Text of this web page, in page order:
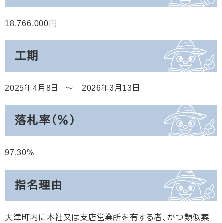
18,766,000
工期
2025年4月8日 2026年3月13日
落札率（％）
97.30
指名理由
大津町内に本社又は支店営業所を有する者、かつ類似案